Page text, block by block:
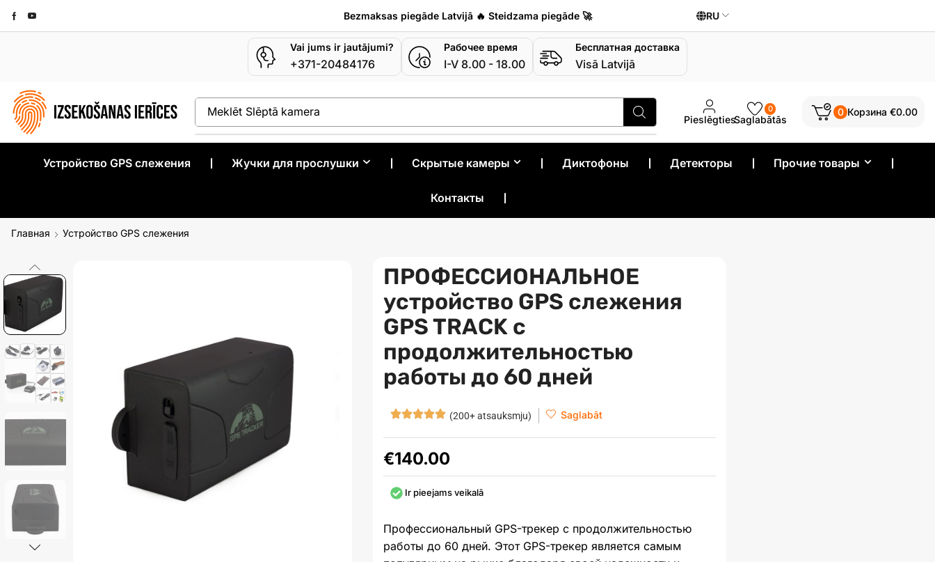
Bezmaksas piegāde Latvijā 🔥 Steidzama piegāde 🚀 RU
Vai jums ir jautājumi?
+371-20484176
Рабочее время
I-V 8.00 - 18.00
Бесплатная доставка
Visā Latvijā
Meklēt Slēptā kamera
Pieslēgties
0
Saglabātās
0 Корзина €0.00
Устройство GPS слежения ❘ Жучки для прослушки ❘ Скрытые камеры ❘ Диктофоны ❘ Детекторы ❘ Прочие товары ❘
Контакты ❘
Главная Устройство GPS слежения
ПРОФЕССИОНАЛЬНОЕ
устройство GPS слежения
GPS TRACK с
продолжительностью
работы до 60 дней
(200+ atsauksmju) Saglabāt
€140.00
Ir pieejams veikalā
Профессиональный GPS-трекер с продолжительностью
работы до 60 дней. Этот GPS-трекер является самым